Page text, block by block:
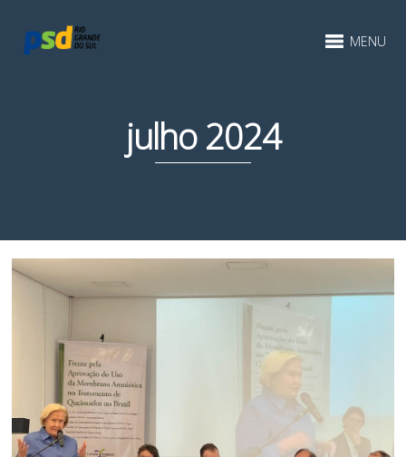
MENU
julho 2024